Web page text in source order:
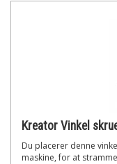
Kreator Vinkel
Du placerer denne
maskine, for at